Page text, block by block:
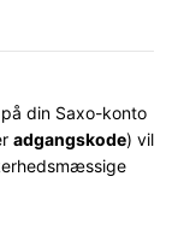
din Saxo-konto
adgangskode) vil